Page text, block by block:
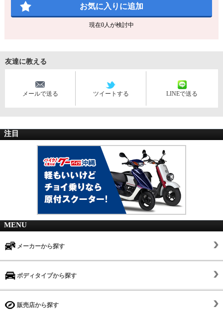
お気に入りに追加
現在0人が検討中
友達に教える
メールで送る ツイートする LINEで送る
注目
MENU
メーカーから探す
ボディタイプから探す
販売店から探す